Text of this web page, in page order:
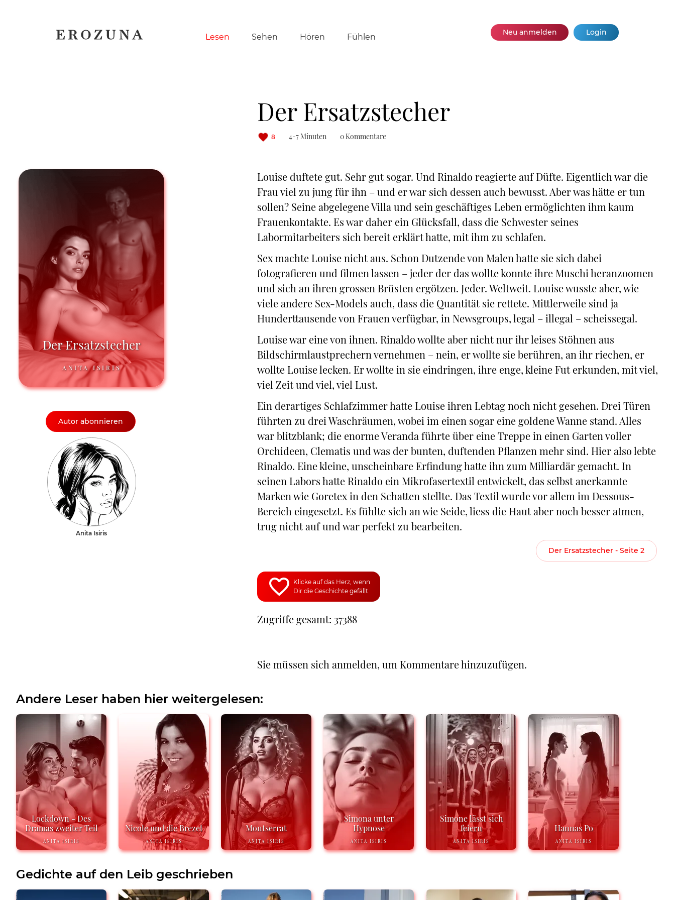
Navigation
Lesen Sehen Hören Fühlen Neu anmelden Login
Der Ersatzstecher
8 4-7 Minuten 0 Kommentare
Der Ersatzstecher
ANITA ISIRIS
Autor abonnieren
Anita Isiris
Louise duftete gut. Sehr gut sogar. Und Rinaldo reagierte auf Düfte. Eigentlich war die
Frau viel zu jung für ihn – und er war sich dessen auch bewusst. Aber was hätte er tun
sollen? Seine abgelegene Villa und sein geschäftiges Leben ermöglichten ihm kaum
Frauenkontakte. Es war daher ein Glücksfall, dass die Schwester seines
Labormitarbeiters sich bereit erklärt hatte, mit ihm zu schlafen.
Sex machte Louise nicht aus. Schon Dutzende von Malen hatte sie sich dabei
fotografieren und filmen lassen – jeder der das wollte konnte ihre Muschi heranzoomen
und sich an ihren grossen Brüsten ergötzen. Jeder. Weltweit. Louise wusste aber, wie
viele andere Sex-Models auch, dass die Quantität sie rettete. Mittlerweile sind ja
Hunderttausende von Frauen verfügbar, in Newsgroups, legal – illegal – scheissegal.
Louise war eine von ihnen. Rinaldo wollte aber nicht nur ihr leises Stöhnen aus
Bildschirmlaustprechern vernehmen – nein, er wollte sie berühren, an ihr riechen, er
wollte Louise lecken. Er wollte in sie eindringen, ihre enge, kleine Fut erkunden, mit viel,
viel Zeit und viel, viel Lust.
Ein derartiges Schlafzimmer hatte Louise ihren Lebtag noch nicht gesehen. Drei Türen
führten zu drei Waschräumen, wobei im einen sogar eine goldene Wanne stand. Alles
war blitzblank; die enorme Veranda führte über eine Treppe in einen Garten voller
Orchideen, Clematis und was der bunten, duftenden Pflanzen mehr sind. Hier also lebte
Rinaldo. Eine kleine, unscheinbare Erfindung hatte ihn zum Milliardär gemacht. In
seinen Labors hatte Rinaldo ein Mikrofasertextil entwickelt, das selbst anerkannte
Marken wie Goretex in den Schatten stellte. Das Textil wurde vor allem im Dessous-
Bereich eingesetzt. Es fühlte sich an wie Seide, liess die Haut aber noch besser atmen,
trug nicht auf und war perfekt zu bearbeiten.
Der Ersatzstecher - Seite 2
Klicke auf das Herz, wenn
Dir die Geschichte gefällt
Zugriffe gesamt: 37388
Sie müssen sich anmelden, um Kommentare hinzuzufügen.
Andere Leser haben hier weitergelesen:
Lockdown - Des
Dramas zweiter Teil
ANITA ISIRIS
Nicole und die Brezel
ANITA ISIRIS
Montserrat
ANITA ISIRIS
Simona unter
Hypnose
ANITA ISIRIS
Simone lässt sich
feiern
ANITA ISIRIS
Hannas Po
ANITA ISIRIS
Gedichte auf den Leib geschrieben